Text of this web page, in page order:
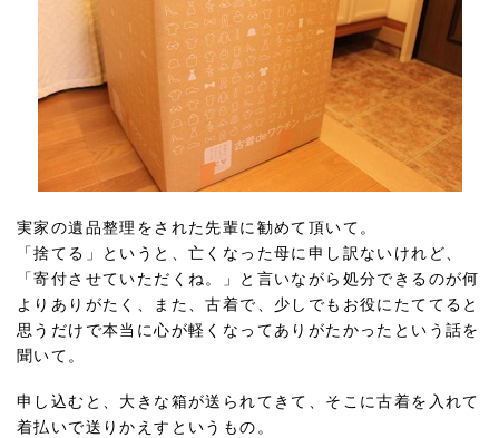
実家の遺品整理をされた先輩に勧めて頂いて。
「捨てる」というと、亡くなった母に申し訳ないけれど、
「寄付させていただくね。」と言いながら処分できるのが何
よりありがたく、また、古着で、少しでもお役にたててると
思うだけで本当に心が軽くなってありがたかったという話を
聞いて。
申し込むと、大きな箱が送られてきて、そこに古着を入れて
着払いで送りかえすというもの。